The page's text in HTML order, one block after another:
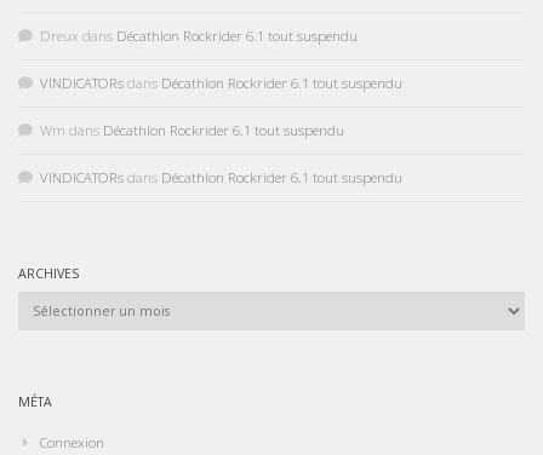
Dreux dans Décathlon Rockrider 6.1 tout suspendu
VINDICATORs dans Décathlon Rockrider 6.1 tout suspendu
Wm dans Décathlon Rockrider 6.1 tout suspendu
VINDICATORs dans Décathlon Rockrider 6.1 tout suspendu
ARCHIVES
MÉTA
Connexion